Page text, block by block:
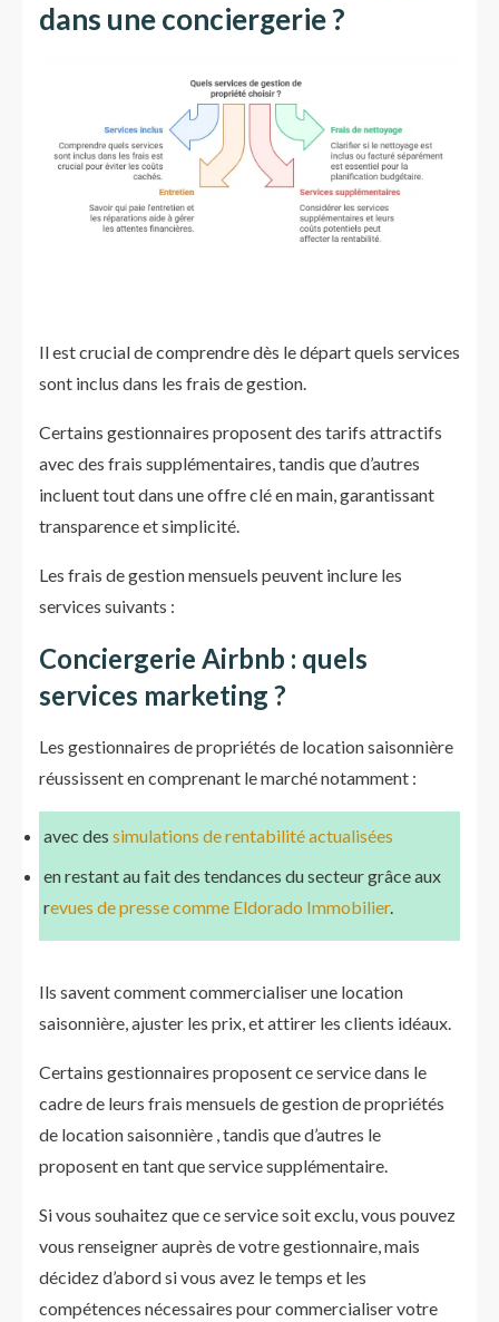
dans une conciergerie ?
Il est crucial de comprendre dès le départ quels services
sont inclus dans les frais de gestion.
Certains gestionnaires proposent des tarifs attractifs
avec des frais supplémentaires, tandis que d’autres
incluent tout dans une offre clé en main, garantissant
transparence et simplicité.
Les frais de gestion mensuels peuvent inclure les
services suivants :
Conciergerie Airbnb : quels
services marketing ?
Les gestionnaires de propriétés de location saisonnière
réussissent en comprenant le marché notamment :
avec des simulations de rentabilité actualisées
en restant au fait des tendances du secteur grâce aux
revues de presse comme Eldorado Immobilier.
Ils savent comment commercialiser une location
saisonnière, ajuster les prix, et attirer les clients idéaux.
Certains gestionnaires proposent ce service dans le
cadre de leurs frais mensuels de gestion de propriétés
de location saisonnière , tandis que d’autres le
proposent en tant que service supplémentaire.
Si vous souhaitez que ce service soit exclu, vous pouvez
vous renseigner auprès de votre gestionnaire, mais
décidez d’abord si vous avez le temps et les
compétences nécessaires pour commercialiser votre